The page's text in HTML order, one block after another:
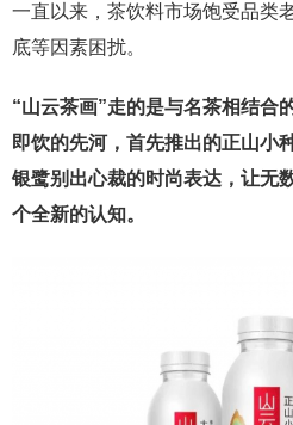
一直以来，茶饮料市场饱受品类
底等因素困扰。
“山云茶画”走的是与名茶相结合
即饮的先河，首先推出的正山小
银鹭别出心裁的时尚表达，让无
个全新的认知。